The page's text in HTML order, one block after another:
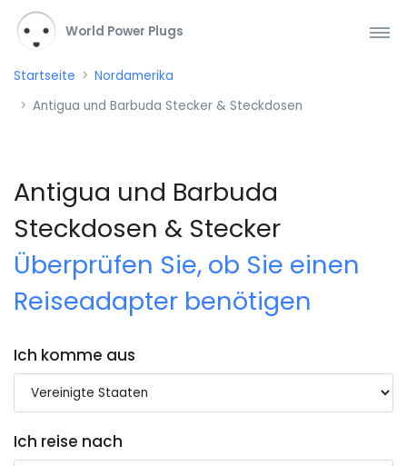
World Power Plugs
Startseite
Nordamerika
Antigua und Barbuda Stecker & Steckdosen
Antigua und Barbuda
Steckdosen & Stecker
Überprüfen Sie, ob Sie einen
Reiseadapter benötigen
Ich komme aus
Ich reise nach